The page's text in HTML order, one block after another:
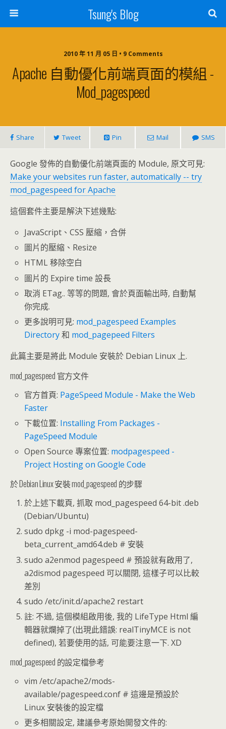
Tsung's Blog
2010 年 11 月 05 日 • 9 Comments
Apache 自動優化前端頁面的模組 -
Mod_pagespeed
Share Tweet Pin Mail SMS
Google 發佈的自動優化前端頁面的 Module, 原文可見:
Make your websites run faster, automatically -- try
mod_pagespeed for Apache
這個套件主要是解決下述幾點:
JavaScript、CSS 壓縮，合併
圖片的壓縮、Resize
HTML 移除空白
圖片的 Expire time 設長
取消 ETag.. 等等的問題, 會於頁面輸出時, 自動幫
你完成.
更多說明可見: mod_pagespeed Examples
Directory和 mod_pagepeed Filters
此篇主要是將此 Module 安裝於 Debian Linux 上.
mod_pagespeed 官方文件
官方首頁: PageSpeed Module - Make the Web
Faster
下載位置: Installing From Packages -
PageSpeed Module
Open Source 專案位置: modpagespeed -
Project Hosting on Google Code
於 Debian Linux 安裝 mod_pagespeed 的步驟
於上述下載頁, 抓取 mod_pagespeed 64-bit .deb
(Debian/Ubuntu)
sudo dpkg -i mod-pagespeed-
beta_current_amd64.deb # 安裝
sudo a2enmod pagespeed # 預設就有啟用了,
a2dismod pagespeed 可以關閉, 這樣子可以比較
差別
sudo /etc/init.d/apache2 restart
註: 不過, 這個模組啟用後, 我的 LifeType Html 編
輯器就爛掉了(出現此錯誤: realTinyMCE is not
defined), 若要使用的話, 可能要注意一下. XD
mod_pagespeed 的設定檔參考
vim /etc/apache2/mods-
available/pagespeed.conf # 這邊是預設於
Linux 安裝後的設定檔
更多相關設定, 建議參考原始開發文件的: